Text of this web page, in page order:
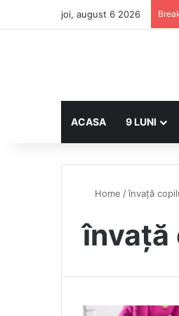
joi, august 6 2026
ACASA 9 LUNI
Home /învață
învață